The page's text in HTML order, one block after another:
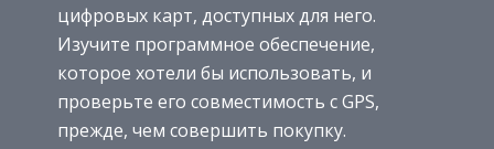
цифровых карт, доступных для него.
Изучите программное обеспечение,
которое хотели бы использовать, и
проверьте его совместимость с GPS,
прежде, чем совершить покупку.